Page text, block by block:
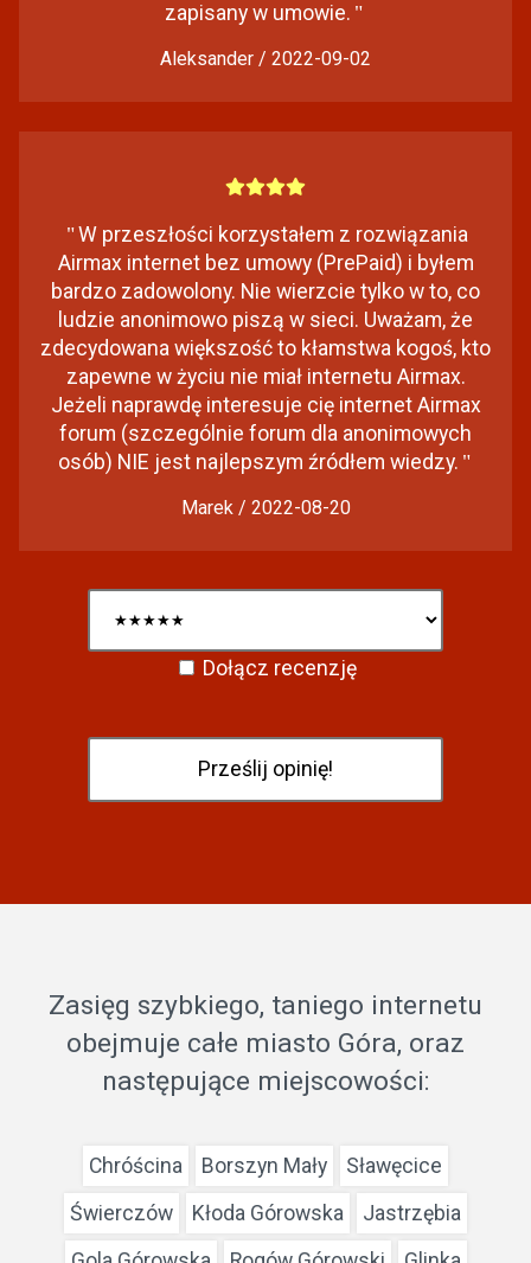
zapisany w umowie. "
Aleksander / 2022-09-02
"W przeszłości korzystałem z rozwiązania
Airmax internet bez umowy (PrePaid) i byłem
bardzo zadowolony. Nie wierzcie tylko w to, co
ludzie anonimowo piszą w sieci. Uważam, że
zdecydowana większość to kłamstwa kogoś, kto
zapewne w życiu nie miał internetu Airmax.
Jeżeli naprawdę interesuje cię internet Airmax
forum (szczególnie forum dla anonimowych
osób) NIE jest najlepszym źródłem wiedzy. "
Marek / 2022-08-20
Dołącz recenzję
Zasięg szybkiego, taniego internetu
obejmuje całe miasto Góra, oraz
następujące miejscowości:
Chróścina Borszyn Mały
Sławęcice
Świerczów
Kłoda Górowska
Jastrzębia